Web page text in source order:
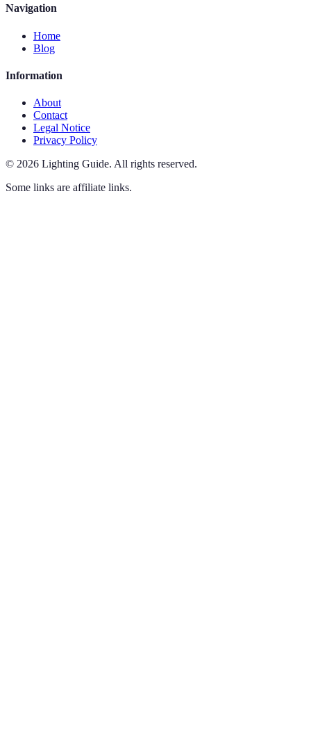
Navigation
Home
Blog
Information
About
Contact
Legal Notice
Privacy Policy
© 2026 Lighting Guide. All rights reserved.
Some links are affiliate links.